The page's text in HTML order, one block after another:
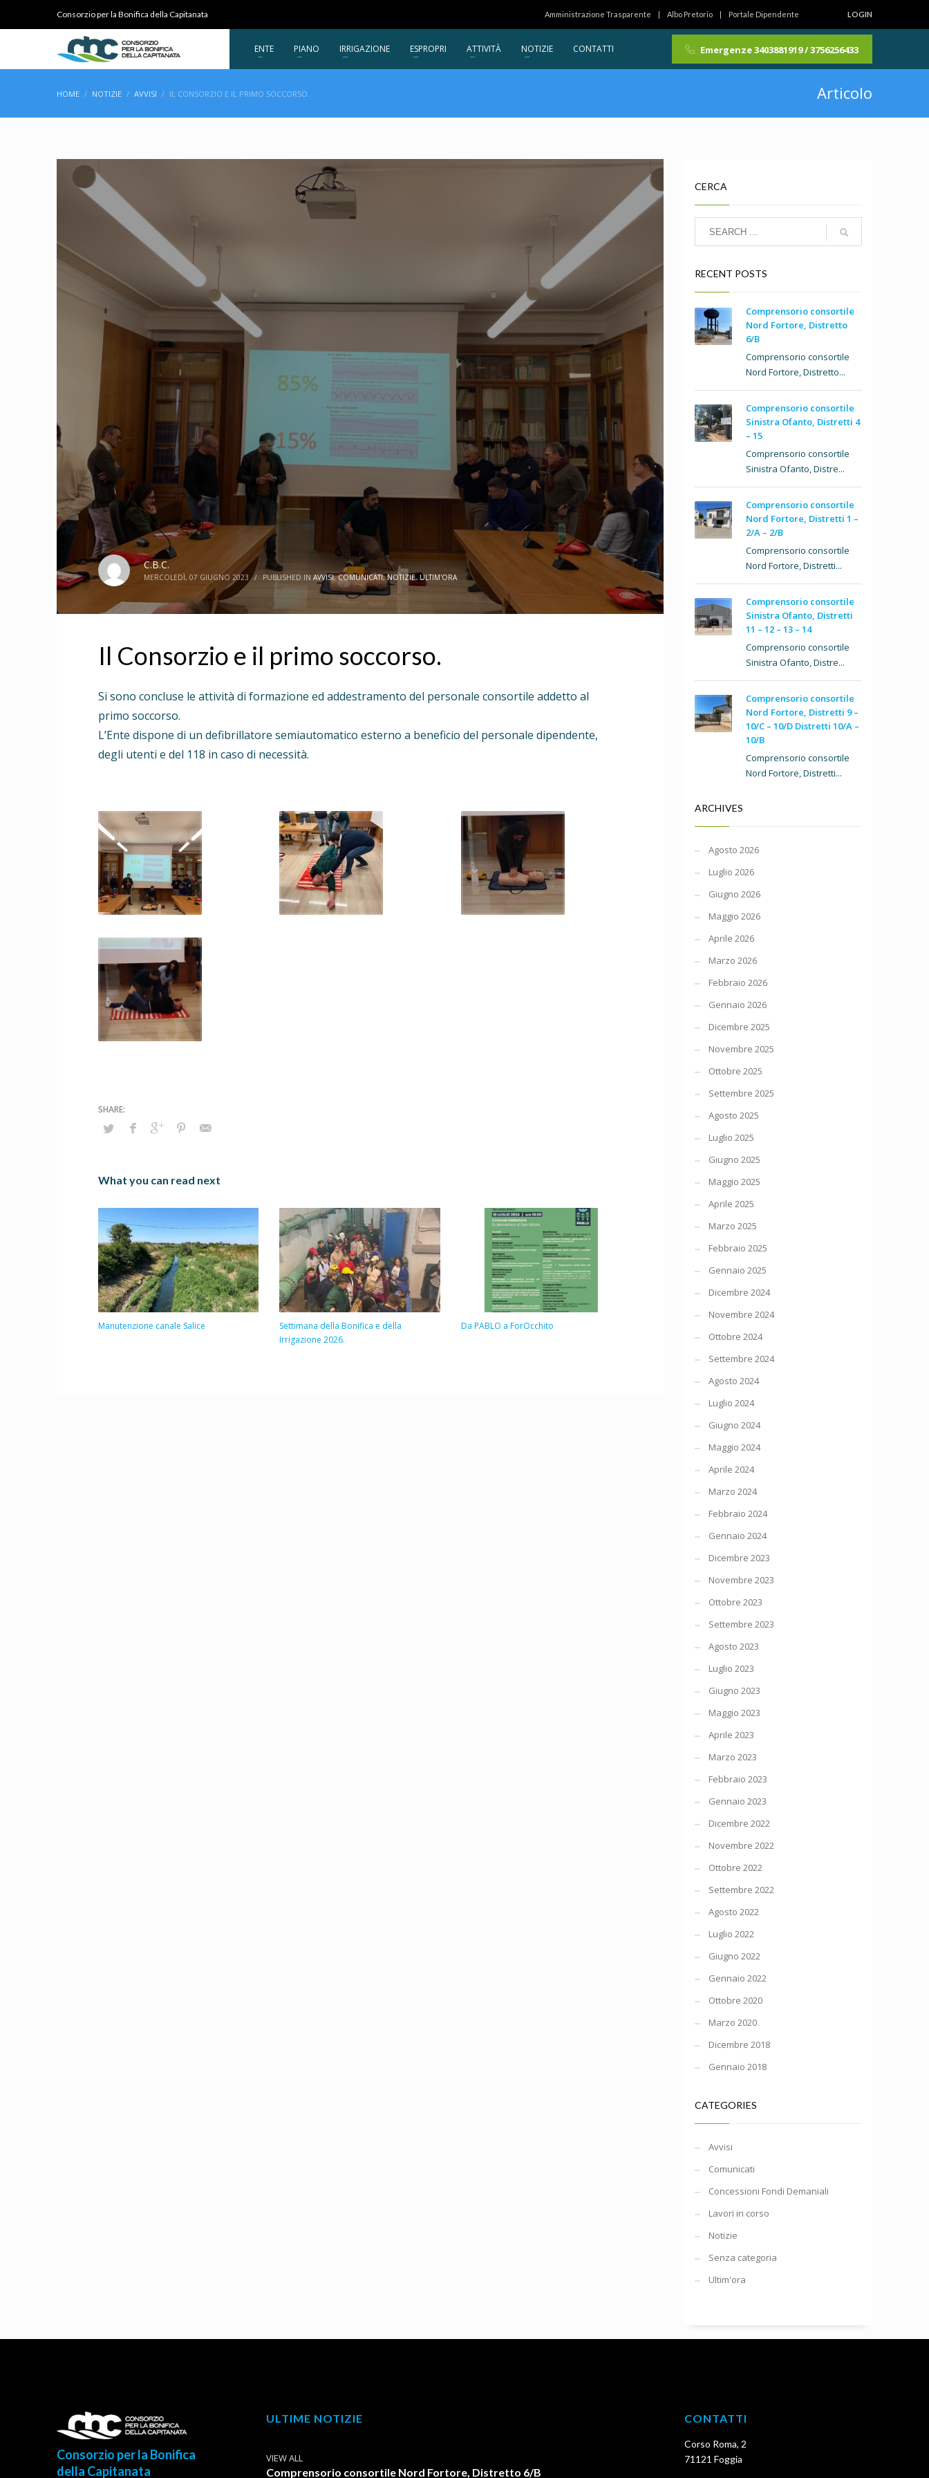
Consorzio per la Bonifica della Capitanata Amministrazione Trasparente Albo Pretorio Portale Dipendente LOGIN
ENTE PIANO IRRIGAZIONE ESPROPRI ATTIVITÀ NOTIZIE CONTATTI Emergenze 3403881919 / 3756256433
HOME NOTIZIE AVVISI IL CONSORZIO E IL PRIMO SOCCORSO. Articolo
C.B.C.
MERCOLEDÌ, 07 GIUGNO 2023 / PUBLISHED IN AVVISI,COMUNICATI,NOTIZIE,ULTIM'ORA
Il Consorzio e il primo soccorso.
Si sono concluse le attività di formazione ed addestramento del personale consortile addetto al
primo soccorso.
L’Ente dispone di un defibrillatore semiautomatico esterno a beneficio del personale dipendente,
degli utenti e del 118 in caso di necessità.
What you can read next
Manutenzione canale Salice
Settimana della Bonifica e della
Irrigazione 2026.
Da PABLO a ForOcchito
CERCA
RECENT POSTS
Comprensorio consortile
Nord Fortore, Distretto
6/B
Comprensorio consortile
Nord Fortore, Distretto...
Comprensorio consortile
Sinistra Ofanto, Distretti 4
– 15
Comprensorio consortile
Sinistra Ofanto, Distre...
Comprensorio consortile
Nord Fortore, Distretti 1 –
2/A – 2/B
Comprensorio consortile
Nord Fortore, Distretti...
Comprensorio consortile
Sinistra Ofanto, Distretti
11 – 12 – 13 – 14
Comprensorio consortile
Sinistra Ofanto, Distre...
Comprensorio consortile
Nord Fortore, Distretti 9 –
10/C – 10/D Distretti 10/A –
10/B
Comprensorio consortile
Nord Fortore, Distretti...
ARCHIVES
Agosto 2026
Luglio 2026
Giugno 2026
Maggio 2026
Aprile 2026
Marzo 2026
Febbraio 2026
Gennaio 2026
Dicembre 2025
Novembre 2025
Ottobre 2025
Settembre 2025
Agosto 2025
Luglio 2025
Giugno 2025
Maggio 2025
Aprile 2025
Marzo 2025
Febbraio 2025
Gennaio 2025
Dicembre 2024
Novembre 2024
Ottobre 2024
Settembre 2024
Agosto 2024
Luglio 2024
Giugno 2024
Maggio 2024
Aprile 2024
Marzo 2024
Febbraio 2024
Gennaio 2024
Dicembre 2023
Novembre 2023
Ottobre 2023
Settembre 2023
Agosto 2023
Luglio 2023
Giugno 2023
Maggio 2023
Aprile 2023
Marzo 2023
Febbraio 2023
Gennaio 2023
Dicembre 2022
Novembre 2022
Ottobre 2022
Settembre 2022
Agosto 2022
Luglio 2022
Giugno 2022
Gennaio 2022
Ottobre 2020
Marzo 2020
Dicembre 2018
Gennaio 2018
CATEGORIES
Avvisi
Comunicati
Concessioni Fondi Demaniali
Lavori in corso
Notizie
Senza categoria
Ultim'ora
Consorzio per la Bonifica
della Capitanata
ULTIME NOTIZIE
VIEW ALL
Comprensorio consortile Nord Fortore, Distretto 6/B
CONTATTI
Corso Roma, 2
71121 Foggia